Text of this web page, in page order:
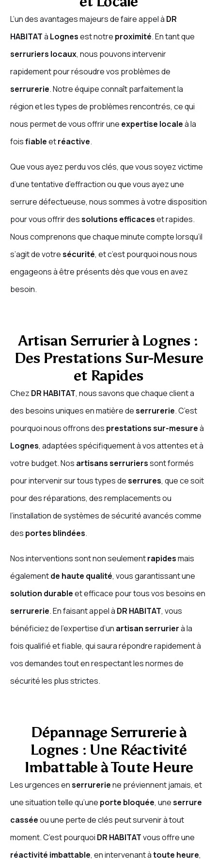
L’un des avantages majeurs de faire appel à DR
HABITATà Lognesest notre proximité. En tant que
serruriers locaux, nous pouvons intervenir
rapidement pour résoudre vos problèmes de
serrurerie. Notre équipe connaît parfaitement la
région et les types de problèmes rencontrés, ce qui
nous permet de vous offrir une expertise localeà la
foisfiableetréactive.
Que vous ayez perdu vos clés, que vous soyez victime
d’une tentative d’effraction ou que vous ayez une
serrure défectueuse, nous sommes à votre disposition
pour vous offrir dessolutions efficaceset rapides.
Nous comprenons que chaque minute compte lorsqu’il
s’agit de votresécurité, et c’est pourquoi nous nous
engageons à être présents dès que vous en avez
besoin.
Artisan Serrurier à Lognes :
Des Prestations Sur-Mesure
et Rapides
Chez DR HABITAT, nous savons que chaque client a
des besoins uniques en matière deserrurerie. C’est
pourquoi nous offrons des prestations sur-mesureà
Lognes, adaptées spécifiquement à vos attentes et à
votre budget. Nos artisans serrurierssont formés
pour intervenir sur tous types deserrures, que ce soit
pour des réparations, des remplacements ou
l’installation de systèmes de sécurité avancés comme
des portes blindées.
Nos interventions sont non seulementrapidesmais
égalementde haute qualité, vous garantissant une
solution durableet efficace pour tous vos besoins en
serrurerie. En faisant appel à DR HABITAT, vous
bénéficiez de l’expertise d’un artisan serrurierà la
fois qualifié et fiable, qui saura répondre rapidement à
vos demandes tout en respectant les normes de
sécurité les plus strictes.
Dépannage Serrurerie à
Lognes : Une Réactivité
Imbattable à Toute Heure
Les urgences enserrureriene préviennent jamais, et
une situation telle qu’une porte bloquée, uneserrure
casséeou une perte de clés peut survenir à tout
moment. C’est pourquoi DR HABITATvous offre une
réactivité imbattable, en intervenant àtoute heure,